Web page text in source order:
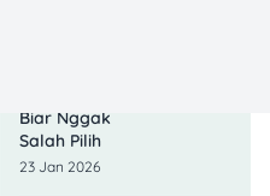
Biar Nggak
Salah Pilih
23 Jan 2026